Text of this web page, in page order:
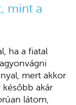
mint a
ha a fiatal
mert akkor
akár
látom,